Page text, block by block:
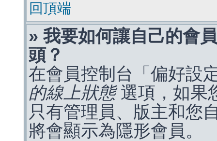
回頂端
» 我要如何讓自己的會
頭？
在會員控制台「偏好設
的線上狀態選項，如果
只有管理員、版主和您
將會顯示為隱形會員。